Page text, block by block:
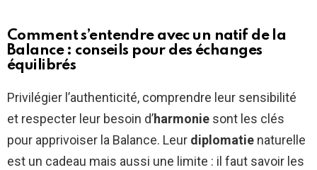
Comment s’entendre avec un natif de la
Balance : conseils pour des échanges
équilibrés
Privilégier l’authenticité, comprendre leur sensibilité
et respecter leur besoin d’harmonie sont les clés
pour apprivoiser la Balance. Leur diplomatie naturelle
est un cadeau mais aussi une limite : il faut savoir les